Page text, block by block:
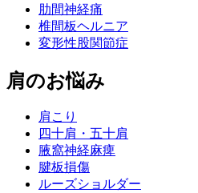
肋間神経痛
椎間板ヘルニア
変形性股関節症
肩のお悩み
肩こり
四十肩・五十肩
腋窩神経麻痺
腱板損傷
ルーズショルダー